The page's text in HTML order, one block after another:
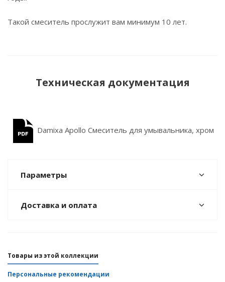
Такой смеситель прослужит вам минимум 10 лет.
Техническая документация
Damixa Apollo Cмеситель для умывальника, хром
Параметры
Доставка и оплата
Товары из этой коллекции
Персональные рекомендации